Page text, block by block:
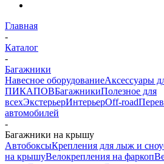
Главная
-
Каталог
-
Багажники
Навесное оборудованиеАксессуары
ПИКАПОВБагажникиПолезное для
всехЭкстерьерИнтерьерOff-road
автомобилей
-
Багажники на крышу
АвтобоксыКрепления для лыж и
на крышуВелокрепления на фаркоп